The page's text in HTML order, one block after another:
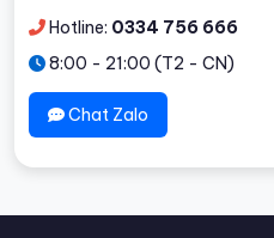
Hotline: 0334 756 666
8:00 - 21:00 (T2 - CN)
Chat Zalo